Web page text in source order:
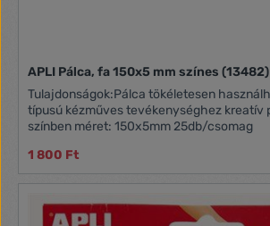
APLI Pálca, fa 150x5 mm színes (13482)
Tulajdonságok:Pálca tökéletesen használható bármilyen
típusú kézműves tevékenységhez kreatív pálcikák vegyes
színben méret: 150x5mm 25db/csomag
1 800 Ft